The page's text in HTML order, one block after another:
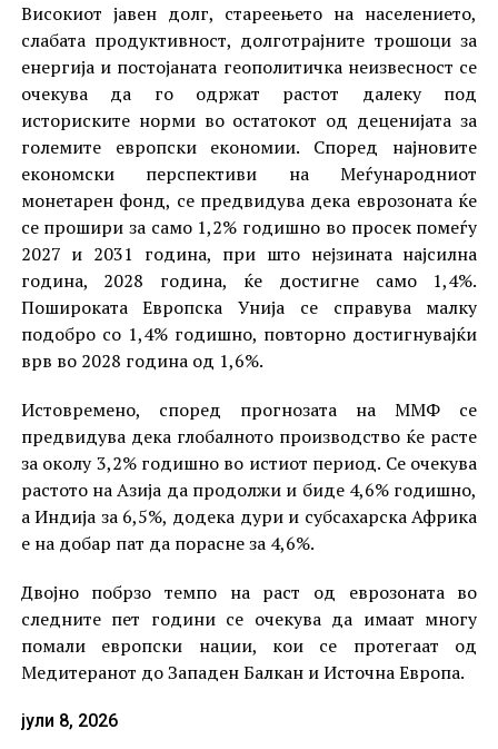
Високиот јавен долг, стареењето на населението,
слабата продуктивност, долготрајните трошоци за
енергија и постојаната геополитичка неизвесност се
очекува да го одржат растот далеку под
историските норми во остатокот од деценијата за
големите европски економии. Според најновите
економски перспективи на Меѓународниот
монетарен фонд, се предвидува дека еврозоната ќе
се прошири за само 1,2% годишно во просек помеѓу
2027 и 2031 година, при што нејзината најсилна
година, 2028 година, ќе достигне само 1,4%.
Пошироката Европска Унија се справува малку
подобро со 1,4% годишно, повторно достигнувајќи
врв во 2028 година од 1,6%.
Истовремено, според прогнозата на ММФ се
предвидува дека глобалното производство ќе расте
за околу 3,2% годишно во истиот период. Се очекува
растото на Азија да продолжи и биде 4,6% годишно,
а Индија за 6,5%, додека дури и субсахарска Африка
е на добар пат да порасне за 4,6%.
Двојно побрзо темпо на раст од еврозоната во
следните пет години се очекува да имаат многу
помали европски нации, кои се протегаат од
Медитеранот до Западен Балкан и Источна Европа.
јули 8, 2026